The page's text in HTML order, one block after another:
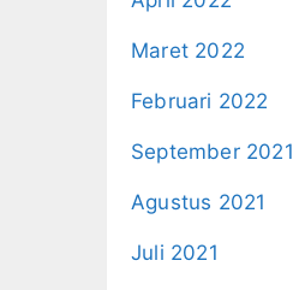
Maret 2022
Februari 2022
September 2021
Agustus 2021
Juli 2021